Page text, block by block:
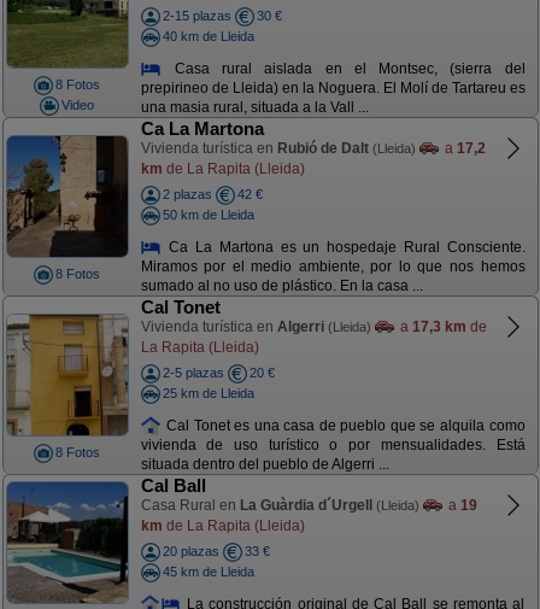
8 Fotos
Video
2-15 plazas
30 €
40 km de Lleida
Casa rural aislada en el Montsec, (sierra del
prepirineo de Lleida) en la Noguera. El Molí de Tartareu es
una masia rural, situada a la Vall ...
8 Fotos
Ca La Martona
Vivienda turística en Rubió de Dalt (Lleida) a 17,2
km de La Rapita (Lleida)
2 plazas
42 €
50 km de Lleida
Ca La Martona es un hospedaje Rural Consciente.
Miramos por el medio ambiente, por lo que nos hemos
sumado al no uso de plástico. En la casa ...
8 Fotos
Cal Tonet
Vivienda turística en Algerri (Lleida) a 17,3 km de
La Rapita (Lleida)
2-5 plazas
20 €
25 km de Lleida
Cal Tonet es una casa de pueblo que se alquila como
vivienda de uso turístico o por mensualidades. Está
situada dentro del pueblo de Algerri ...
Cal Ball
Casa Rural en La Guàrdia d´Urgell (Lleida) a 19
km de La Rapita (Lleida)
20 plazas
33 €
45 km de Lleida
La construcción original de Cal Ball se remonta al